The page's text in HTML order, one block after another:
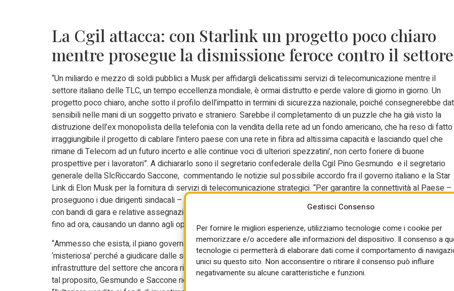
Gestisci Consenso
Per fornire le migliori esperienze, utilizziamo tecnologie come i cookie per
memorizzare e/o accedere alle informazioni del dispositivo. Il consenso a
tecnologie ci permetterà di elaborare dati come il comportamento di
unici su questo sito. Non acconsentire o ritirare il consenso può influire
negativamente su alcune caratteristiche e funzioni.
La Cgil attacca: con Starlink un progetto poco chiaro
mentre prosegue la dismissione feroce contro il settore
“Un miliardo e mezzo di soldi pubblici a Musk per affidargli delicatissimi servizi di telecomunicazione mentre il
settore italiano delle TLC, un tempo eccellenza mondiale, è ormai distrutto e perde valore di giorno in giorno. Un
progetto poco chiaro, anche sotto il profilo dell’impatto in termini di sicurezza nazionale, poiché consegnerebbe
sensibili nelle mani di un soggetto privato e straniero. Sarebbe il completamento di un puzzle che ha già visto la
distruzione dell’ex monopolista della telefonia con la vendita della rete ad un fondo americano, che ha reso di fatto
irraggiungibile il progetto di cablare l’intero paese con una rete in fibra ad altissima capacità e lasciando quel che
rimane di Telecom ad un futuro incerto e alle continue voci di ulteriori spezzatini’, non certo foriere di buone
prospettive per i lavoratori”. A dichiararlo sono il segretario confederale della Cgil Pino Gesmundo e il segretario
generale della SlcRiccardo Saccone, commentando le notizie sul possibile accordo fra il governo italiano e la Star
Link di Elon Musk per la fornitura di servizi di telecomunicazione strategici. “Per garantire la connettività al Paese –
proseguono i due dirigenti sindacali – il 27% delle risorse totali del Pnrr è stato dedicato alla transizione digitale,
con bandi di gara e relative assegnazioni. Questa mossa del Governo metterebbe in discussione anche quanto
fino ad ora, causando un danno agli operatori che sulla base delle pianificazioni fatte hanno assunto impegni”.
“Ammesso che esista, il piano governativo per le telco deve davvero essere qualcosa di una complessità
‘misteriosa’ perché a giudicare dalle sue mosse non si vede altro che una dismissione feroce delle poche
infrastrutture del settore che ancora rimangono a controllo pubblico a vantaggio di interessi non certo nazionali”. A
tal proposito, Gesmundo e Saccone ricordano un’altra delle “tante scelte incomprensibili dell’Esecutivo”, ovvero